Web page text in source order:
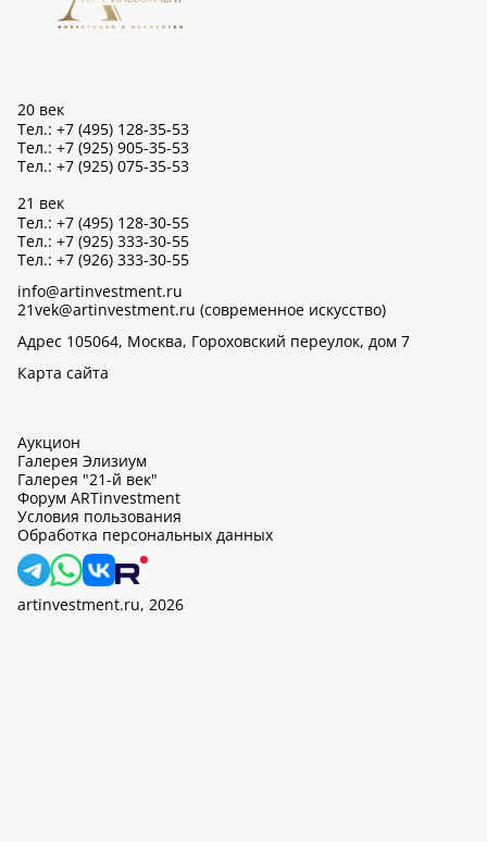
20 век
Тел.: +7 (495) 128-35-53
Тел.: +7 (925) 905-35-53
Тел.: +7 (925) 075-35-53
21 век
Тел.: +7 (495) 128-30-55
Тел.: +7 (925) 333-30-55
Тел.: +7 (926) 333-30-55
info@artinvestment.ru
21vek@artinvestment.ru (современное искусство)
Адрес 105064, Москва, Гороховский переулок, дом 7
Карта сайта
Аукцион
Галерея Элизиум
Галерея "21-й век"
Форум ARTinvestment
Условия пользования
Обработка персональных данных
artinvestment.ru, 2026